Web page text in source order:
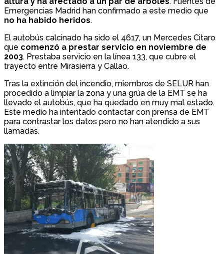
Emergencias Madrid han confirmado a este medio que
no ha habido heridos.
El autobús calcinado ha sido el 4617, un Mercedes Citaro
que comenzó a prestar servicio en noviembre de
2003. Prestaba servicio en la línea 133, que cubre el
trayecto entre Mirasierra y Callao.
Tras la extinción del incendio, miembros de SELUR han
procedido a limpiar la zona y una grúa de la EMT se ha
llevado el autobús, que ha quedado en muy mal estado.
Este medio ha intentado contactar con prensa de EMT
para contrastar los datos pero no han atendido a sus
llamadas.